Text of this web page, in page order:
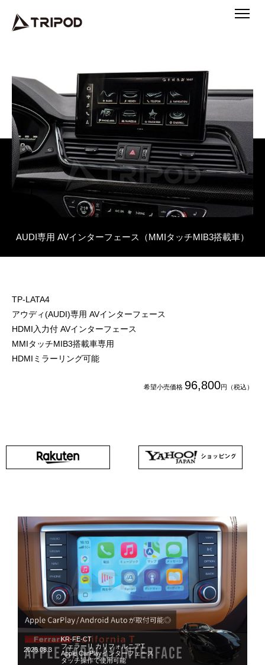
AUDI専用 AVインターフェース（MMIタッチMIB3搭載車）
TP-LATA4
アウディ(AUDI)専用 AVインターフェース
HDMI入力付 AVインターフェース
MMIタッチMIB3搭載車専用
HDMIミラーリング可能
希望小売価格 96,800円（税込）
2026.08.3
KR-FE-CT
フェラーリ カリフォルニアT
Apple CarPlayインターフェース
タッチ操作で使用可能